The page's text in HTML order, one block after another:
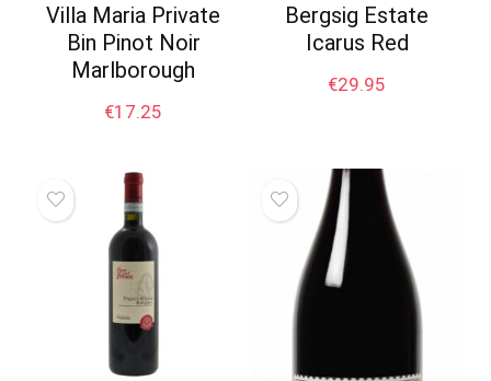
Villa Maria Private
Bin Pinot Noir
Marlborough
€17.25
Bergsig Estate
Icarus Red
€29.95